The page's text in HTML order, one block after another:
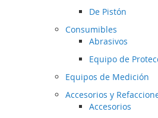
De Pistón
Consumibles
Abrasivos
Equipo de
Equipos de Medición
Accesorios y
Accesorios